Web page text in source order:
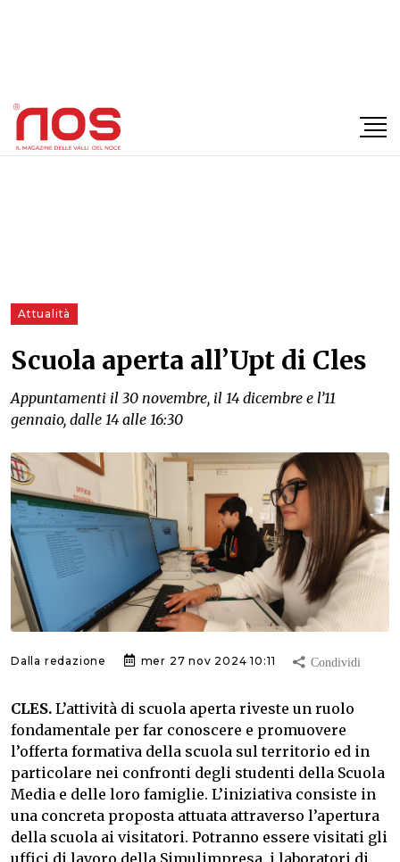
Attualità
Scuola aperta all’Upt di Cles
Appuntamenti il 30 novembre, il 14 dicembre e l’11
gennaio, dalle 14 alle 16:30
Dalla redazione mer 27 nov 2024 10:11
CLES. L’attività di scuola aperta riveste un ruolo
fondamentale per far conoscere e promuovere
l’offerta formativa della scuola sul territorio ed in
particolare nei confronti degli studenti della Scuola
Media e delle loro famiglie. L’iniziativa consiste in
una concreta proposta attuata attraverso l’apertura
della scuola ai visitatori. Potranno essere visitati gli